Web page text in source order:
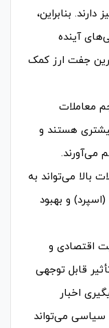
بنابراین،
آینده
جفت ارز کمک
معاملات
بیشتری هستند و
می‌آورند.
بالا می‌تواند به
و بهبود
اقتصادی و
قابل توجهی
اخبار
سیاسی می‌تواند